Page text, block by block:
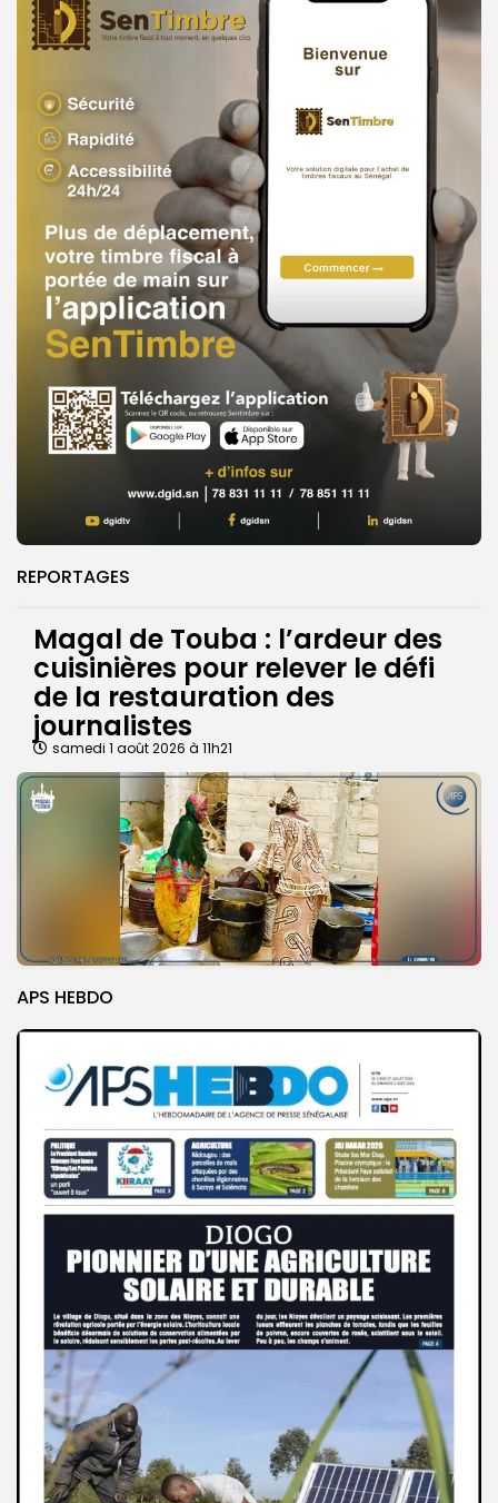
REPORTAGES
Magal de Touba : l’ardeur des
cuisinières pour relever le défi
de la restauration des
journalistes
samedi 1 août 2026 à 11h21
APS HEBDO